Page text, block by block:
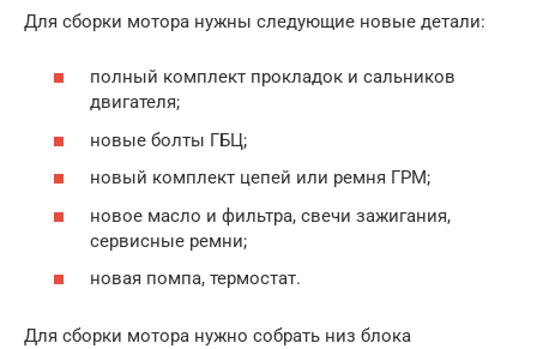
Для сборки мотора нужны следующие новые детали:
полный комплект прокладок и сальников
двигателя;
новые болты ГБЦ;
новый комплект цепей или ремня ГРМ;
новое масло и фильтра, свечи зажигания,
сервисные ремни;
новая помпа, термостат.
Для сборки мотора нужно собрать низ блока